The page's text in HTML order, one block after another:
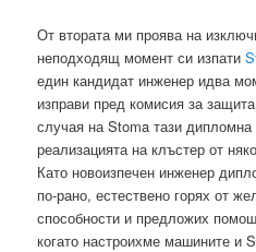
От втората ми проява на
неподходящ момент си изпати
един кандидат инженер идва
изправи пред комисия за
случая на Stoma тази
реализацията на клъстер от
Като новоизпечен инженер
по-рано, естествено горях от
способности и предложих
когато настроихме машините и